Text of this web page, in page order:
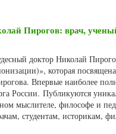
Пирогов: врач,
доктор Николай
которая
Впервые наиболее
России. Публикуются
мыслителе, философе и
студентам, историкам,